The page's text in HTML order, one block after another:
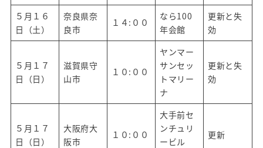
５月１６
日（土）
奈良県奈
良市
１４:００
なら100
年会館
更新と失
効
５月１７
日（日）
滋賀県守
山市
１０:００
ヤンマー
サンセッ
トマリー
ナ
更新と失
効
５月１７
日（日）
大阪府大
阪市
１０:００
大手前セ
ンチュリ
ービル
更新